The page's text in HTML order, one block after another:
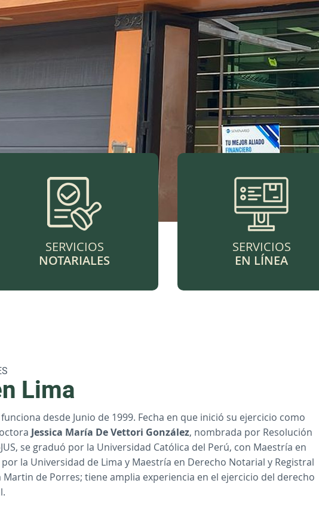
SERVICIOS
NOTARIALES
SERVICIOS
EN LÍNEA
Lima
desde Junio de 1999. Fecha en que inició su ejercicio como
Jessica María De Vettori González, nombrada por Resolución
se graduó por la Universidad Católica del Perú, con Maestría en
la Universidad de Lima y Maestría en Derecho Notarial y Registral
Martin de Porres; tiene amplia experiencia en el ejercicio del derecho